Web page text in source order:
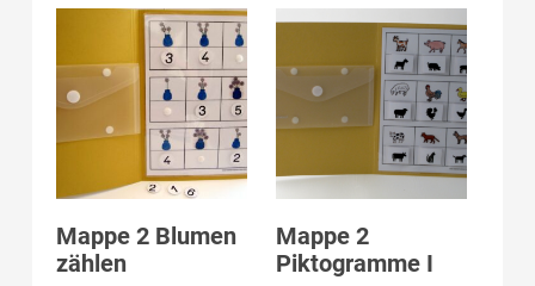
Produkt anzeigen
Mappe 2 Blumen
zählen
Produkt anzeigen
Mappe 2
Piktogramme I